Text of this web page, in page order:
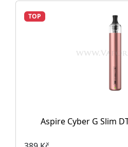
TOP
Aspire Cyber G Slim